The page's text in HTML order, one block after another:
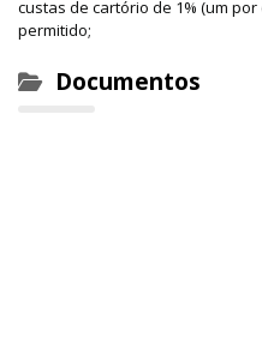
custas de cartório de 1% (um
permitido;
Documentos